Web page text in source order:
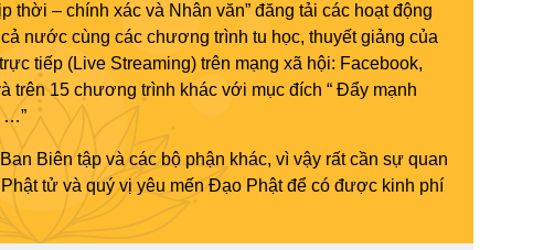
thời – chính xác và Nhân văn” đăng tải các hoạt động
nước cùng các chương trình tu học, thuyết giảng của
tiếp (Live Streaming) trên mạng xã hội: Facebook,
trên 15 chương trình khác với mục đích “ Đẩy mạnh
…”
Biên tập và các bộ phận khác, vì vậy rất cần sự quan
tử và quý vị yêu mến Đạo Phật để có được kinh phí